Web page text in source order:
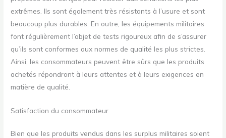
extrêmes. Ils sont également très résistants à l’usure et sont
beaucoup plus durables. En outre, les équipements militaires
font régulièrement l’objet de tests rigoureux afin de s’assurer
qu’ils sont conformes aux normes de qualité les plus strictes.
Ainsi, les consommateurs peuvent être sûrs que les produits
achetés répondront à leurs attentes et à leurs exigences en
matière de qualité.
Satisfaction du consommateur
Bien que les produits vendus dans les surplus militaires soient